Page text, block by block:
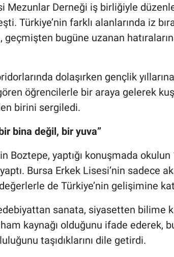
Mezunlar Derneği iş birliğiyle
Türkiye’nin farklı alanlarında iz
geçmişten bugüne uzanan
dolaşırken gençlik
öğrencilerle bir araya gelerek
birini sergiledi.
bina değil, bir yuva”
Boztepe, yaptığı konuşmada okulun
Bursa Erkek Lisesi’nin sadece
de Türkiye’nin gelişimine
sanata, siyasetten bilime
kaynağı olduğunu ifade ederek,
taşıdıklarını dile getirdi.